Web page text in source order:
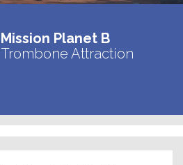
Mis­si­on Pla­net B
Trombone Attraction